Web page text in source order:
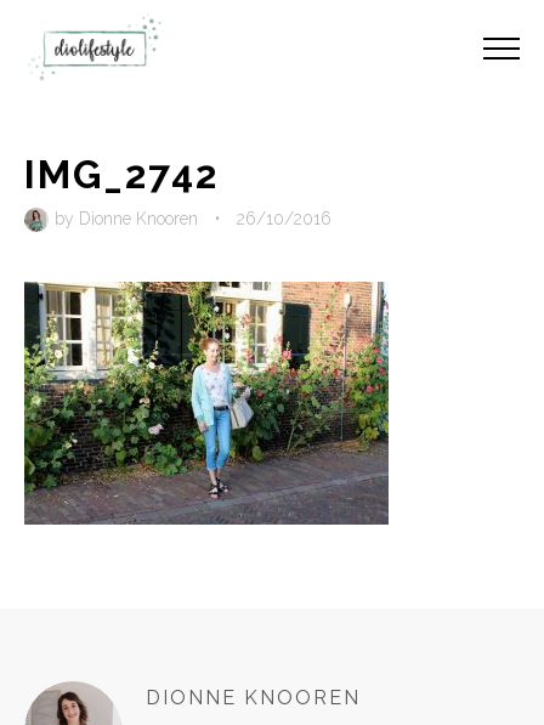
IMG_2742
by Dionne Knooren • 26/10/2016
DIONNE KNOOREN